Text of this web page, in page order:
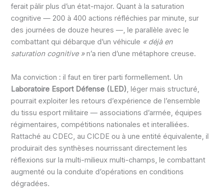
ferait pâlir plus d’un état-major. Quant à la saturation
cognitive — 200 à 400 actions réfléchies par minute, sur
des journées de douze heures —, le parallèle avec le
combattant qui débarque d’un véhicule « déjà en
saturation cognitive »n’a rien d’une métaphore creuse.
Ma conviction : il faut en tirer parti formellement. Un
Laboratoire Esport Défense (LED), léger mais structuré,
pourrait exploiter les retours d’expérience de l’ensemble
du tissu esport militaire — associations d’armée, équipes
régimentaires, compétitions nationales et interalliées.
Rattaché au CDEC, au CICDE ou à une entité équivalente, il
produirait des synthèses nourrissant directement les
réflexions sur la multi-milieux multi-champs, le combattant
augmenté ou la conduite d’opérations en conditions
dégradées.